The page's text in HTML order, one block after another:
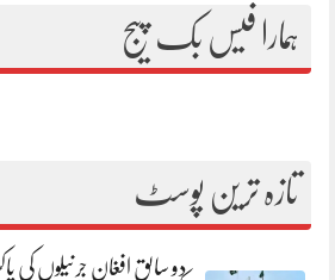
ہمارا فیس بک پیج
تازہ ترین پوسٹ
دو سابق افغان جرنیلوں کی